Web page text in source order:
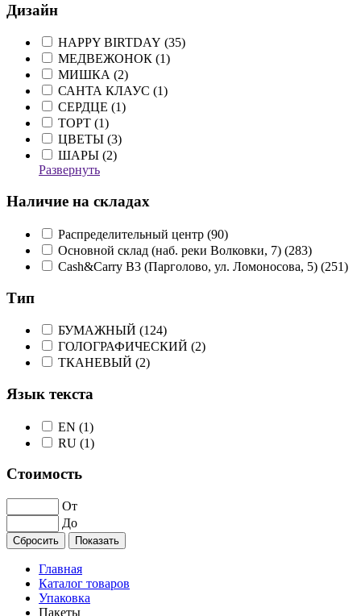
Дизайн
HAPPY BIRTDAY (35)
МЕДВЕЖОНОК (1)
МИШКА (2)
САНТА КЛАУС (1)
СЕРДЦЕ (1)
ТОРТ (1)
ЦВЕТЫ (3)
ШАРЫ (2)
Развернуть
Наличие на складах
Распределительный центр (90)
Основной склад (наб. реки Волковки, 7) (283)
Cash&Carry B3 (Парголово, ул. Ломоносова, 5) (251)
Тип
БУМАЖНЫЙ (124)
ГОЛОГРАФИЧЕСКИЙ (2)
ТКАНЕВЫЙ (2)
Язык текста
EN (1)
RU (1)
Стоимость
От
До
Главная
Каталог товаров
Упаковка
Пакеты